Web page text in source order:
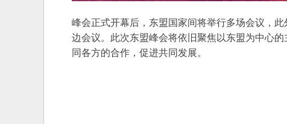
峰会正式开幕后，东盟国家间将举行多场会议，
边会议。此次东盟峰会将依旧聚焦以东盟为中心
同各方的合作，促进共同发展。